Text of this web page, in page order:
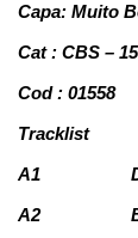
Capa: Muito
Cat : CBS –
Cod : 01558
Tracklist
A1
A2